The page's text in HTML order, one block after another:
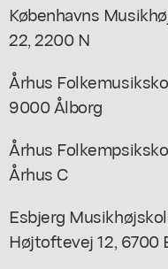
Københavns
22, 2200 N
Århus
9000 Ålborg
Århus
Århus C
Esbjerg
Højtoftevej 12, 6700